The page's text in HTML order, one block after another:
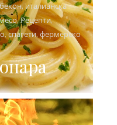
,италианска
,Рецепти,
,спагети, фермерско